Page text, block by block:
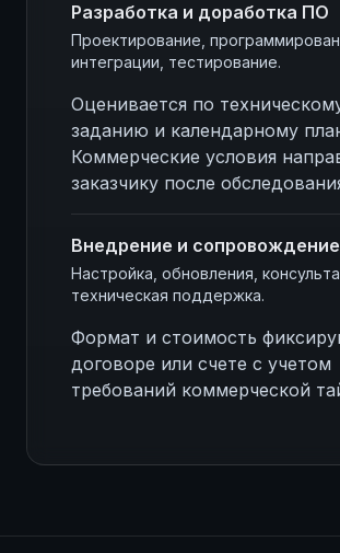
Разработка и доработка ПО
Проектирование,
интеграции, тестирование.
Оценивается по
заданию и календарному
Коммерческие условия
заказчику после
Внедрение и сопровождение
Настройка, обновления,
техническая поддержка.
Формат и стоимость
договоре или счете с учетом
требований коммерческой